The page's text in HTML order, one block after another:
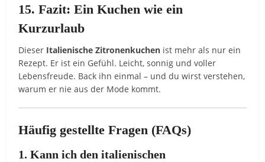
15. Fazit: Ein Kuchen wie ein
Kurzurlaub
Dieser Italienische Zitronenkuchen ist mehr als nur ein
Rezept. Er ist ein Gefühl. Leicht, sonnig und voller
Lebensfreude. Back ihn einmal – und du wirst verstehen,
warum er nie aus der Mode kommt.
Häufig gestellte Fragen (FAQs)
1. Kann ich den italienischen